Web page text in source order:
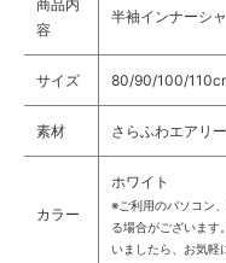
商品内
容
半袖インナーシ
サイズ 80/90/100/
素材 さらふわエアリ
カラー
ホワイト
※ご利用のパソコン
る場合がございます
いましたら、お気軽